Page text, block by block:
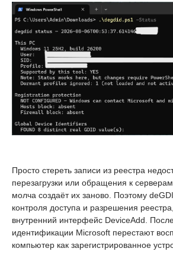
Просто стереть записи из реестра
перезагрузки или обращения к
молча создаёт их заново. Поэтому
контроля доступа и разрешения
внутренний интерфейс DeviceAdd.
идентификации Microsoft перестают
компьютер как зарегистрированное